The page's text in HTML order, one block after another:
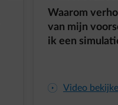
Waarom
van mijn
ik een
arrow-play-fwd Video